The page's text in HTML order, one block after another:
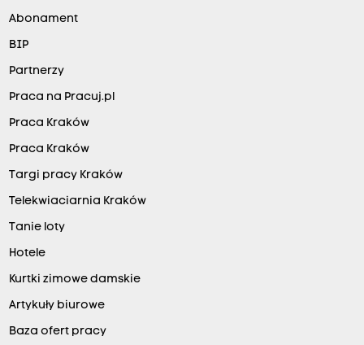
Abonament
BIP
Partnerzy
Praca na Pracuj.pl
Praca Kraków
Praca Kraków
Targi pracy Kraków
Telekwiaciarnia Kraków
Tanie loty
Hotele
Kurtki zimowe damskie
Artykuły biurowe
Baza ofert pracy